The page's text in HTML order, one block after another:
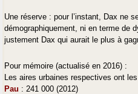
Une réserve : pour l’instant, Dax ne
démographiquement, ni en terme de
justement Dax qui aurait le plus à
Pour mémoire (actualisé en 2016) :
Les aires urbaines respectives ont
Pau : 241 000 (2012)